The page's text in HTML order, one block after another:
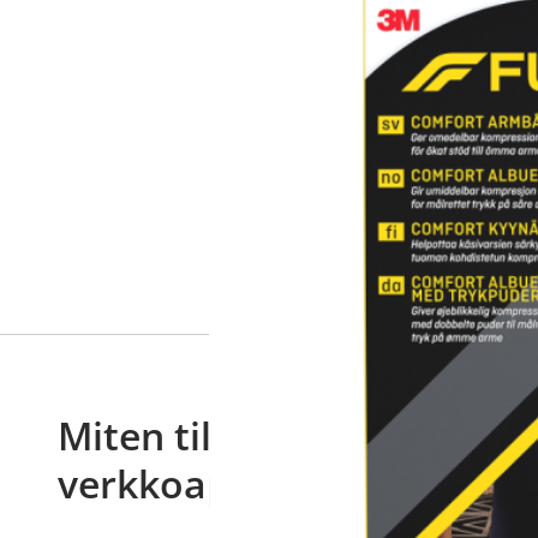
Miten tilaan
verkkoapteekista?